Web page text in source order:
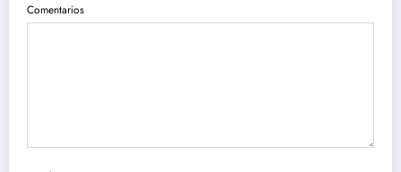
Comentarios